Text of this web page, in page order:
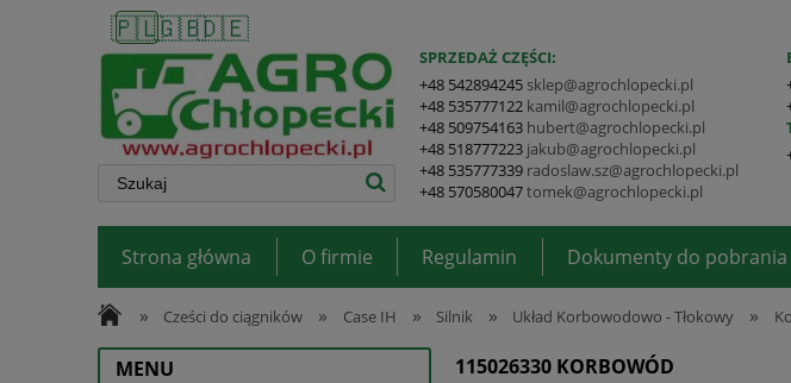
🇵🇱🇬🇧🇩🇪
SPRZEDAŻ CZĘŚCI:
+48 542894245 sklep@agrochlopecki.pl
+48 535777122 kamil@agrochlopecki.pl
+48 509754163 hubert@agrochlopecki.pl
+48 518777223 jakub@agrochlopecki.pl
+48 535777339 radoslaw.sz@agrochlopecki.pl
+48 570580047tomek@agrochlopecki.pl
Strona główna O firmie Regulamin Dokumenty do pobrania
» Cześci do ciągników » Case IH » Silnik » Układ Korbowodowo - Tłokowy »
MENU 115026330 KORBOWÓD